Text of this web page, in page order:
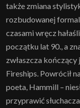
także zmiana
rozbudowanej
czasami wręcz
początku lat 90., a
zwłaszcza
Fireships. Powrócił
poeta, Hammill –
przyprawić